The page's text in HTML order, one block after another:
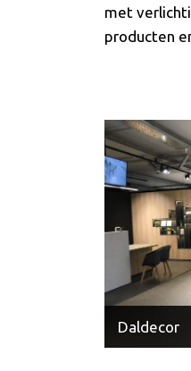
met
producten
Daldecor